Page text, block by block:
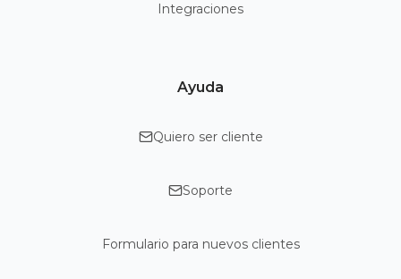
Integraciones
Ayuda
Quiero ser cliente
Soporte
Formulario para nuevos clientes